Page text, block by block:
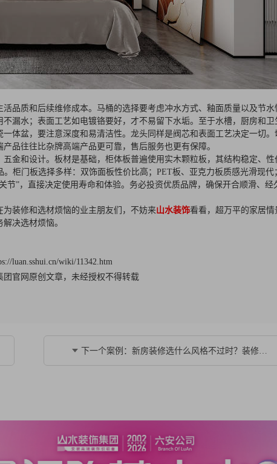
品质和后续维修成本。马桶的选择要考虑冲水方式、釉面质量以及节水
漏水；表面工艺如电镀铬要好，才不易留下水垢。至于水槽，厨房和卫
体盆，要注意深度和易清洁性。龙头同样是阀芯和表面工艺决定一切。
品往往比杂牌高端产品更可靠，售后服务也更有保障。
金和设计。板材是基础，柜体板普遍使用实木颗粒板，其结构稳定、性
柜门板选择多样：双饰面板性价比高；PET板、亚克力板质感光滑现代
节”，直接决定使用寿命和体验。务必投资优质品牌，确保开合顺滑、经
装修和选材烦恼的业主朋友们，不妨来山水装饰看看，超万平的家居情
决选材烦恼。
luan.sshui.cn/wiki/11342.htm
团官网原创文章，未经授权不得转载
下一个案例：新房装修选什么风格不过时？装修…